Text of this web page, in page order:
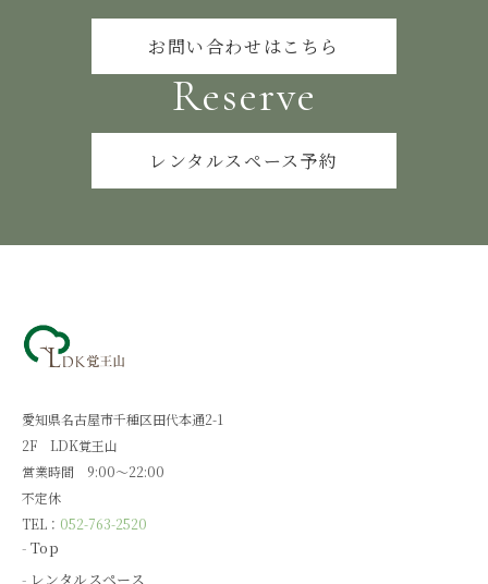
お問い合わせはこちら
Reserve
レンタルスペース予約
愛知県名古屋市千種区田代本通2-1
2F LDK覚王山
営業時間 9:00～22:00
不定休
TEL： 052-763-2520
Top
レンタルスペース